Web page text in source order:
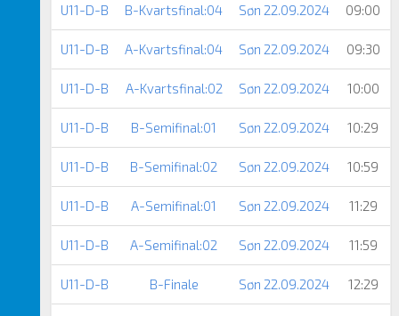
U11-D-B B-Kvartsfinal:04 Søn 22.09.2024 09:00
U11-D-B A-Kvartsfinal:04 Søn 22.09.2024 09:30
U11-D-B A-Kvartsfinal:02 Søn 22.09.2024 10:00
U11-D-B B-Semifinal:01 Søn 22.09.2024 10:29
U11-D-B B-Semifinal:02 Søn 22.09.2024 10:59
U11-D-B A-Semifinal:01 Søn 22.09.2024 11:29
U11-D-B A-Semifinal:02 Søn 22.09.2024 11:59
U11-D-B B-Finale Søn 22.09.2024 12:29